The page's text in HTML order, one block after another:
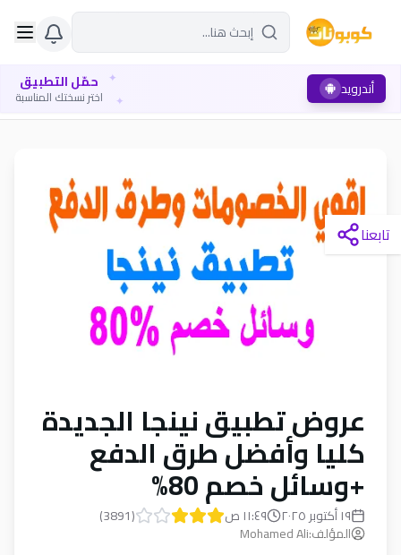
أندرويد حمّل التطبيق
اختر نسختك المناسبة
✦
✦
تابعنا
عروض تطبيق نينجا الجديدة
كليا وأفضل طرق الدفع
+وسائل خصم 80%
١٩ أكتوبر ٢٠٢٥ ١١:٤٩ ص (
3891
)
المؤلف:
Mohamed Ali